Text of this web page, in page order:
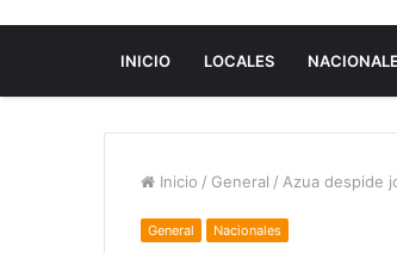
INICIO LOCALES
Inicio / General / Azua despide
General Nacionales